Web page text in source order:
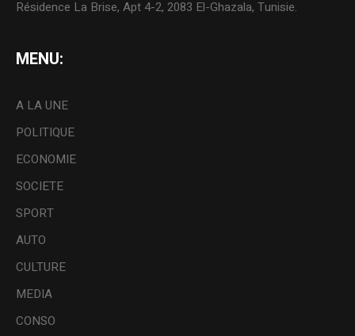
Résidence La Brise, Apt 4-2, 2083 El-Ghazala, Tunisie.
MENU:
A LA UNE
POLITIQUE
ECONOMIE
SOCIETE
SPORT
AUTO
CULTURE
MEDIA
CONSO